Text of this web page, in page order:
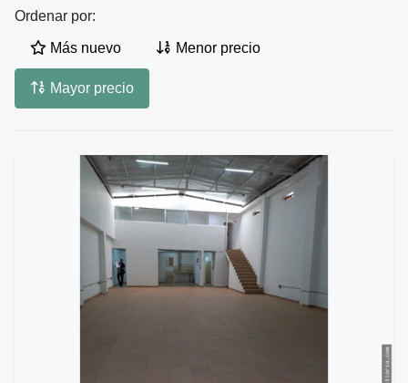
Ordenar por:
Más nuevo Menor precio
Mayor precio